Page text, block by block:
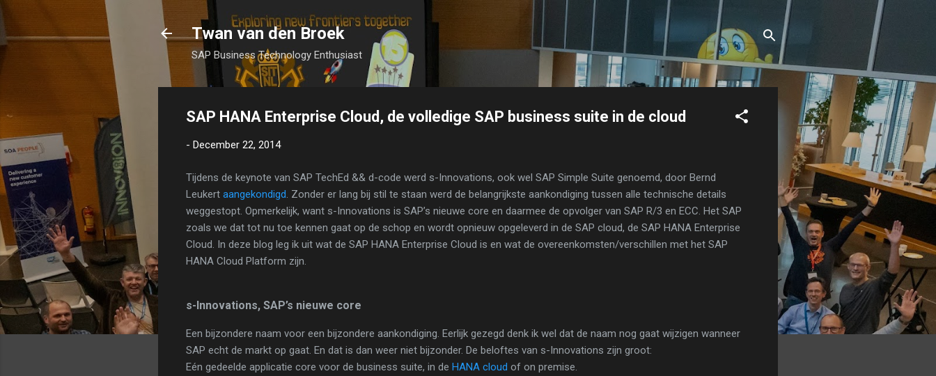
Twan van den Broek
SAP Business Technology Enthusiast
SAP HANA Enterprise Cloud, de volledige SAP business suite in de cloud
- December 22, 2014
Tijdens de keynote van SAP TechEd && d-code werd s-Innovations, ook wel SAP Simple Suite genoemd, door Bernd
Leukert aangekondigd . Zonder er lang bij stil te staan werd de belangrijkste aankondiging tussen alle technische details
weggestopt. Opmerkelijk, want s-Innovations is SAP’s nieuwe core en daarmee de opvolger van SAP R/3 en ECC. Het SAP
zoals we dat tot nu toe kennen gaat op de schop en wordt opnieuw opgeleverd in de SAP cloud, de SAP HANA Enterprise
Cloud. In deze blog leg ik uit wat de SAP HANA Enterprise Cloud is en wat de overeenkomsten/verschillen met het SAP
HANA Cloud Platform zijn.
s-Innovations, SAP’s nieuwe core
Een bijzondere naam voor een bijzondere aankondiging. Eerlijk gezegd denk ik wel dat de naam nog gaat wijzigen wanneer
SAP echt de markt op gaat. En dat is dan weer niet bijzonder. De beloftes van s-Innovations zijn groot:
Eén gedeelde applicatie core voor de business suite, in de HANA cloud of on premise.